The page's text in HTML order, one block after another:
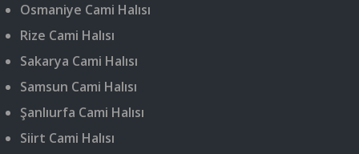
Osmaniye Cami Halısı
Rize Cami Halısı
Sakarya Cami Halısı
Samsun Cami Halısı
Şanlıurfa Cami Halısı
Siirt Cami Halısı